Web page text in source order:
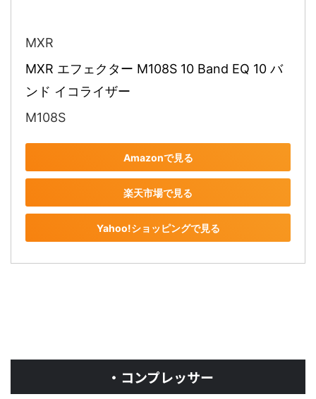
MXR
MXR エフェクター M108S 10 Band EQ 10 バ
ンド イコライザー
M108S
Amazonで見る
楽天市場で見る
Yahoo!ショッピングで見る
・コンプレッサー